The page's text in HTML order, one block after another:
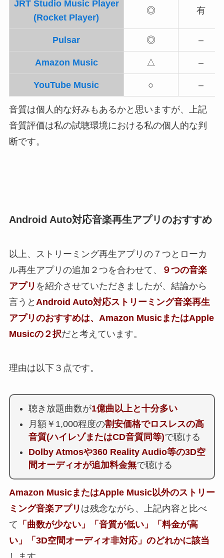
JRT Studio Music Player
(Rocket Player)
◎ 有
Pulsar ◎ –
Amazon Music △ –
YouTube Music ○ –
音質は個人的な好みもあるかと思いますが、上記
音質評価は私の試聴環境における私の個人的な判
断です。
Android Auto対応音楽再生アプリのおすすめ
以上、ストリーミング再生アプリの７つとローカ
ル再生アプリの追加２つを合わせて、
９つの音楽
アプリ を紹介させていただきましたが、結論から
言うと Android Auto対応ストリーミング音楽再生
アプリのおすすめは、Amazon MusicまたはApple
Musicの２択だと考えています。
理由は以下３点です。
聴き放題曲数が1億曲以上と十分多い
月額￥1,000程度の割安価格でロスレスの高
音質(ハイレゾまたはCD音質同等)で聴ける
Dolby Atmosや360 Reality Audio等の3D空
間オーディオが追加料金無で聴ける
Amazon MusicまたはApple Music以外のストリー
ミング音楽アプリ は残念ながら、上記内容と比べ
て 「曲数が少ない」「音質が低い」「料金が高
い」「3D空間オーディオ非対応」のどれかに該当